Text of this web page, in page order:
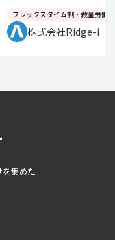
フレックスタイム制・裁量労働制
株式会社Ridge-i
を集めた